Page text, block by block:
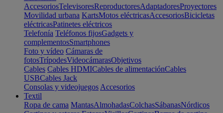
AccesoriosTelevisoresReproductoresAdaptadoresProyectores
Movilidad urbana KartsMotos eléctricasAccesoriosBicicletas
eléctricasPatinetes eléctricos
Telefonía Teléfonos fijosGadgets y
complementosSmartphones
Foto y vídeo Cámaras de
fotosTrípodesVideocámarasObjetivos
Cables Cables HDMICables de alimentaciónCables
USBCables Jack
Consolas y videojuegos Accesorios
Textil
Ropa de cama MantasAlmohadasColchasSábanasNórdicos